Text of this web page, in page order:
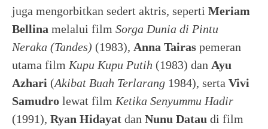
juga mengorbitkan sedert aktris, seperti Meriam
Bellina melalui film Sorga Dunia di Pintu
Neraka (Tandes) (1983), Anna Tairas pemeran
utama film Kupu Kupu Putih (1983) dan Ayu
Azhari (Akibat Buah Terlarang 1984), serta Vivi
Samudro lewat film Ketika Senyummu Hadir
(1991), Ryan Hidayat dan Nunu Datau di film